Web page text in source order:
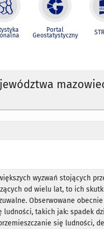
Portal
Geostatystyczny
wyzwań stojących
od wielu lat, to ich
Obserwowane
ludności, takich jak:spadek
się ludności,